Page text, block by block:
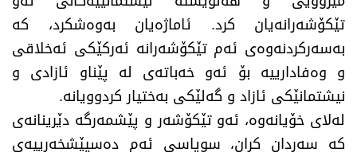
تێکۆشەرانەیان کرد. ئاماژەیان بەوەشکرد، کە
بەسەرکردنەوەی ئەم تێکۆشەرانە ئەرکێکی ئەخلاقی
و وەفادارییە بۆ ئەو خەباتەی لە پێناو ئازادی و
نیشتمانێکی ئازاد و گەلێکی بەختیار کردوویانە.
​لەلای خۆیانەوە، ئەو تێکۆشەر و پێشمەرگە دێرینانەی
کە سەردان کران، سوپاسی ئەم دەسپێشخەرییەی